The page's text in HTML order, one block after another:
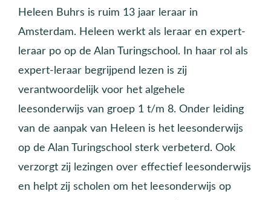
Heleen Buhrs is ruim 13 jaar leraar in
Amsterdam. Heleen werkt als leraar en expert-
leraar po op de Alan Turingschool. In haar rol als
expert-leraar begrijpend lezen is zij
verantwoordelijk voor het algehele
leesonderwijs van groep 1 t/m 8. Onder leiding
van de aanpak van Heleen is het leesonderwijs
op de Alan Turingschool sterk verbeterd. Ook
verzorgt zij lezingen over effectief leesonderwijs
en helpt zij scholen om het leesonderwijs op